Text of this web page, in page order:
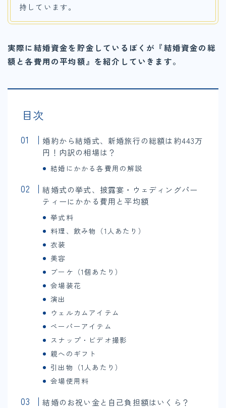
持しています。
実際に結婚資金を貯金しているぼくが『結婚資金の総
額と各費用の平均額』を紹介していきます。
目次
婚約から結婚式、新婚旅行の総額は約443万
円！内訳の相場は？
結婚にかかる各費用の解説
結婚式の挙式、披露宴・ウェディングパー
ティーにかかる費用と平均額
挙式料
料理、飲み物（1人あたり）
衣装
美容
ブーケ（1個あたり）
会場装花
演出
ウェルカムアイテム
ペーパーアイテム
スナップ・ビデオ撮影
親へのギフト
引出物（1人あたり）
会場使用料
結婚のお祝い金と自己負担額はいくら？